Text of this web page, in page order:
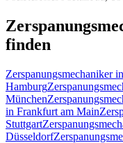
finden
Zerspanungsmechanikerin
Hamburg
München
in Frankfurt am Main
Stuttgart
Düsseldorf